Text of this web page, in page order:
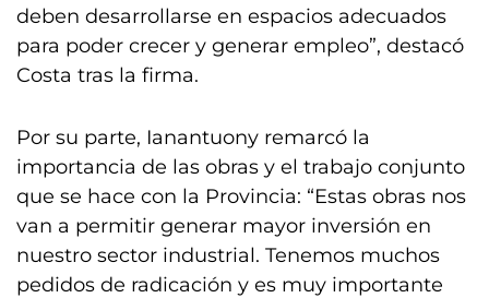
deben desarrollarse en espacios adecuados
para poder crecer y generar empleo”, destacó
Costa tras la firma.
Por su parte, Ianantuony remarcó la
importancia de las obras y el trabajo conjunto
que se hace con la Provincia: “Estas obras nos
van a permitir generar mayor inversión en
nuestro sector industrial. Tenemos muchos
pedidos de radicación y es muy importante